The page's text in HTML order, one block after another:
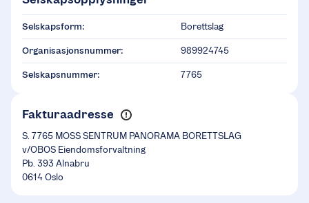
Selskapsform: Borettslag
Organisasjonsnummer: 989924745
Selskapsnummer: 7765
Fakturaadresse
S. 7765 MOSS SENTRUM PANORAMA BORETTSLAG
v/OBOS Eiendomsforvaltning
Pb. 393 Alnabru
0614 Oslo